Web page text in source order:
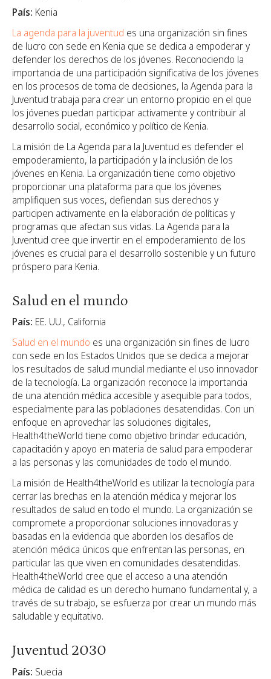
País: Kenia
La agenda para la juventud es una organización sin fines
de lucro con sede en Kenia que se dedica a empoderar y
defender los derechos de los jóvenes. Reconociendo la
importancia de una participación significativa de los jóvenes
en los procesos de toma de decisiones, la Agenda para la
Juventud trabaja para crear un entorno propicio en el que
los jóvenes puedan participar activamente y contribuir al
desarrollo social, económico y político de Kenia.
La misión de La Agenda para la Juventud es defender el
empoderamiento, la participación y la inclusión de los
jóvenes en Kenia. La organización tiene como objetivo
proporcionar una plataforma para que los jóvenes
amplifiquen sus voces, defiendan sus derechos y
participen activamente en la elaboración de políticas y
programas que afectan sus vidas. La Agenda para la
Juventud cree que invertir en el empoderamiento de los
jóvenes es crucial para el desarrollo sostenible y un futuro
próspero para Kenia.
Salud en el mundo
País: EE. UU., California
Salud en el mundo es una organización sin fines de lucro
con sede en los Estados Unidos que se dedica a mejorar
los resultados de salud mundial mediante el uso innovador
de la tecnología. La organización reconoce la importancia
de una atención médica accesible y asequible para todos,
especialmente para las poblaciones desatendidas. Con un
enfoque en aprovechar las soluciones digitales,
Health4theWorld tiene como objetivo brindar educación,
capacitación y apoyo en materia de salud para empoderar
a las personas y las comunidades de todo el mundo.
La misión de Health4theWorld es utilizar la tecnología para
cerrar las brechas en la atención médica y mejorar los
resultados de salud en todo el mundo. La organización se
compromete a proporcionar soluciones innovadoras y
basadas en la evidencia que aborden los desafíos de
atención médica únicos que enfrentan las personas, en
particular las que viven en comunidades desatendidas.
Health4theWorld cree que el acceso a una atención
médica de calidad es un derecho humano fundamental y, a
través de su trabajo, se esfuerza por crear un mundo más
saludable y equitativo.
Juventud 2030
País: Suecia